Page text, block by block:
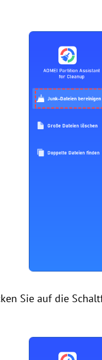
Sie auf die